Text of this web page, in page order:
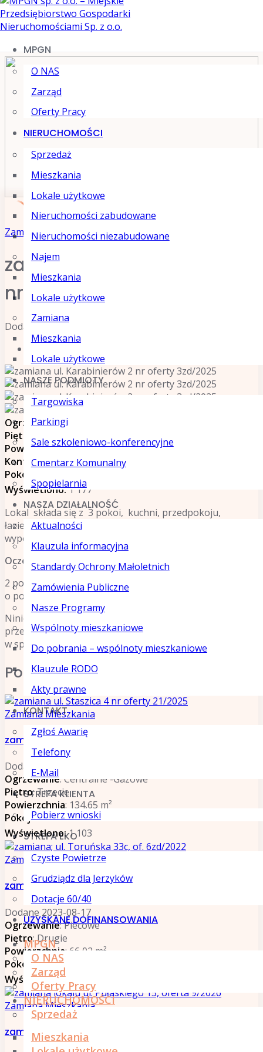
Skip
content
MPGN
O NAS
Zarząd
Oferty Pracy
NIERUCHOMOŚCI
Sprzedaż
Mieszkania
Lokale użytkowe
Nieruchomości zabudowane
Nieruchomości niezabudowane
Najem
Mieszkania
Lokale użytkowe
Zamiana
Mieszkania
Lokale użytkowe
NASZE PODMIOTY
Targowiska
Parkingi
Sale szkoleniowo-konferencyjne
Cmentarz Komunalny
Spopielarnia
NASZA DZIAŁALNOŚĆ
Aktualności
Klauzula informacyjna
Standardy Ochrony Małoletnich
Zamówienia Publiczne
Nasze Programy
Wspólnoty mieszkaniowe
Do pobrania – wspólnoty mieszkaniowe
Klauzule RODO
Akty prawne
KONTAKT
Zgłoś Awarię
Telefony
E-Mail
STREFA KLIENTA
Pobierz wnioski
STREFA EKO
Czyste Powietrze
Grudziądz dla Jerzyków
Dotacje 60/40
UZYSKANE DOFINANSOWANIA
MPGN
O NAS
Zarząd
Oferty Pracy
NIERUCHOMOŚCI
Sprzedaż
Mieszkania
Zamiana Mieszkania
zamiana ul. Karabinierów 2
nr oferty 3zd/2025
Dodane 2025-03-20
Ogrzewanie: Centralne -Gazowe
Piętro: Pierwsze
Powierzchnia: 80,16 m²
Kontakt: +48 564 512 025
Pokoje
Wyświetlono:1 177
Lokal składa się z 3 pokoi, kuchni, przedpokoju,
łazienki oraz WC, usytuowany jest na I piętrze,
wyposażony jest w ogrzewanie gazowe.
Oczekiwania najemcy:
2 pokoje, z ogrzewaniem centralnym, na I lub II piętrze,
o pow. użytkowej około 48 m2.
Niniejsze ogłoszenie nie stanowi oferty w rozumieniu
przepisów Kodeksu Cywilnego art. 66. Ostateczną decyzję
w sprawie zamiany podejmuje Zarząd MPGN Sp. z o.o.
Podobne ogłoszenia
Zamiana Mieszkania
zamiana ul. Staszica 4 nr oferty 21/2025
Dodane 2025-08-18
Ogrzewanie: Centralne -Gazowe
Piętro: Trzecie
Powierzchnia: 134,65 m²
Pokoje: 4
Wyświetlono:1 103
Zamiana Mieszkania
zamiana; ul. Toruńska 33c, of. 6zd/2022
Dodane 2023-08-17
Ogrzewanie: Piecowe
Piętro: Drugie
Powierzchnia: 66,02 m²
Pokoje: 2
Wyświetlono: 761
Zamiana Mieszkania
zamiana lokalu ul. Pułaskiego 15, oferta 9/2026